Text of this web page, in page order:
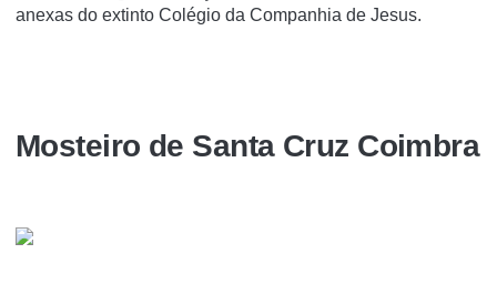
anexas do extinto Colégio da Companhia de Jesus.
Mosteiro de Santa Cruz Coimbra